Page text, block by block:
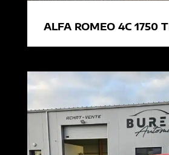
ALFA ROMEO 4C 1750